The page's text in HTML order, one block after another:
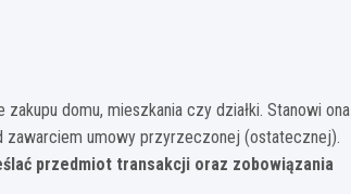
domu, mieszkania czy działki. Stanowi ona
umowy przyrzeczonej (ostatecznej).
przedmiot transakcji oraz zobowiązania